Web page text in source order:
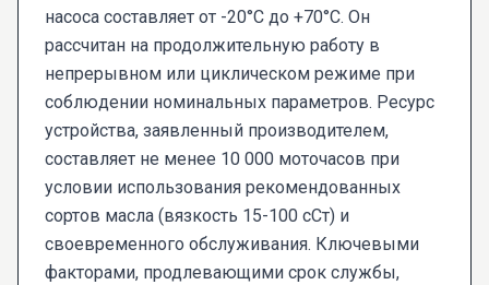
насоса составляет от -20°C до +70°C. Он
рассчитан на продолжительную работу в
непрерывном или циклическом режиме при
соблюдении номинальных параметров. Ресурс
устройства, заявленный производителем,
составляет не менее 10 000 моточасов при
условии использования рекомендованных
сортов масла (вязкость 15-100 сСт) и
своевременного обслуживания. Ключевыми
факторами, продлевающими срок службы,